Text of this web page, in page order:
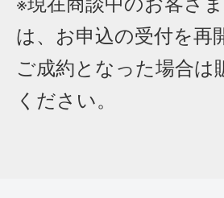
は、お申込の受付を再
ご成約となった場合
ください。